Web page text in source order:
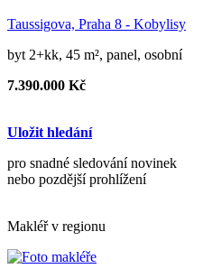
Taussigova, Praha 8 - Kobylisy
byt 2+kk, 45 m², panel, osobní
7.390.000 Kč
Uložit hledání
pro snadné sledování novinek
nebo pozdější prohlížení
Makléř v regionu